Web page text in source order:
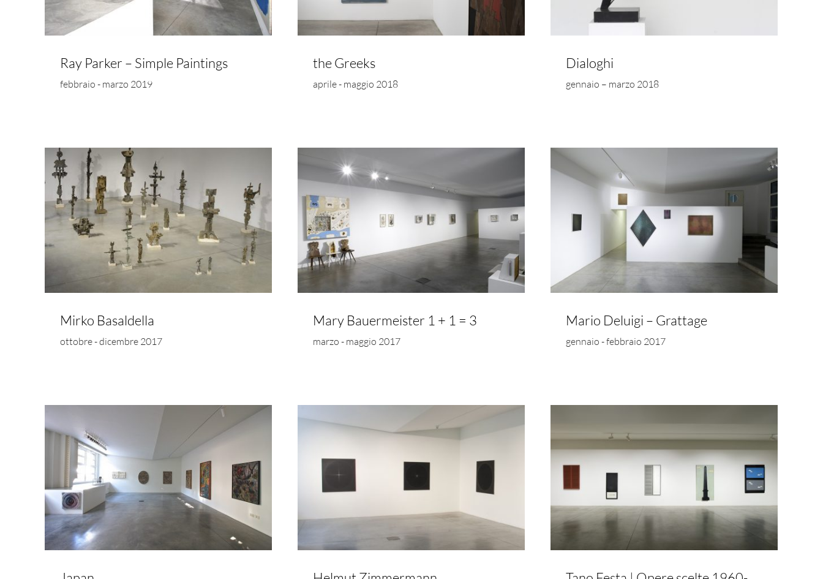
Ray Parker – Simple Paintings
febbraio - marzo 2019
the Greeks
aprile - maggio 2018
Dialoghi
gennaio – marzo 2018
Mirko Basaldella
ottobre - dicembre 2017
Mary Bauermeister 1 + 1 = 3
Mary Bauermeister 1 + 1 = 3
marzo - maggio 2017
Mario Deluigi – Grattage
Mario Deluigi – Grattage
gennaio - febbraio 2017
Helmut Zimmermann
Tano Festa | Opere scelte 1960-
1966